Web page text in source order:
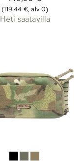
(119,44 €, alv 0)
Heti saatavilla